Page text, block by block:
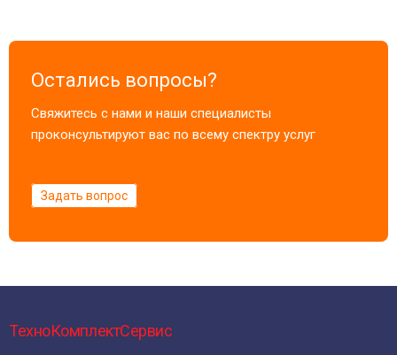
Остались вопросы?
Свяжитесь с нами и наши специалисты
проконсультируют вас по всему спектру услуг
Задать вопрос
ТехноКомплектСервис